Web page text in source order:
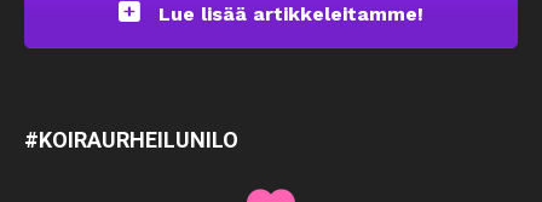
Lue lisää artikkeleitamme!
#KOIRAURHEILUNILO